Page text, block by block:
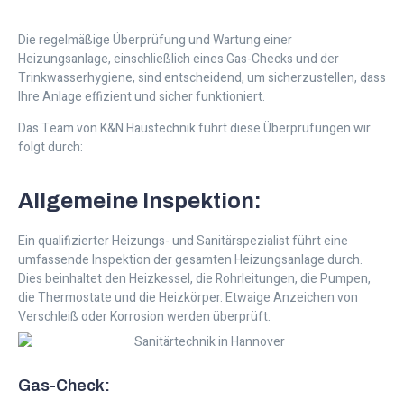
Die regelmäßige Überprüfung und Wartung einer
Heizungsanlage, einschließlich eines Gas-Checks und der
Trinkwasserhygiene, sind entscheidend, um sicherzustellen, dass
Ihre Anlage effizient und sicher funktioniert.
Das Team von K&N Haustechnik führt diese Überprüfungen wir
folgt durch:
Allgemeine Inspektion:
Ein qualifizierter Heizungs- und Sanitärspezialist führt eine
umfassende Inspektion der gesamten Heizungsanlage durch.
Dies beinhaltet den Heizkessel, die Rohrleitungen, die Pumpen,
die Thermostate und die Heizkörper. Etwaige Anzeichen von
Verschleiß oder Korrosion werden überprüft.
Gas-Check: